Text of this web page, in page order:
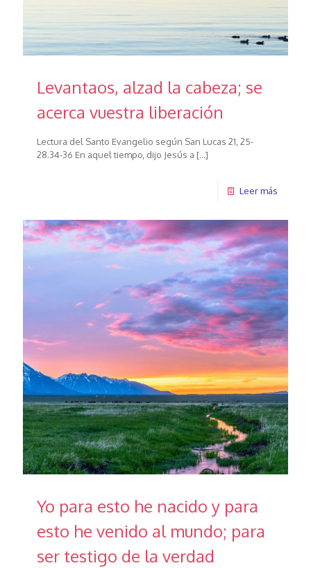
Levantaos, alzad la cabeza; se
acerca vuestra liberación
Lectura del Santo Evangelio según San Lucas 21, 25-
28.34-36 En aquel tiempo, dijo Jesús a […]
Leer más
Yo para esto he nacido y para
esto he venido al mundo; para
ser testigo de la verdad